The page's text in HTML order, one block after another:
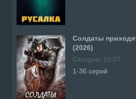
Солдаты
(2026)
Сегодня, 16:07
1-36 серий